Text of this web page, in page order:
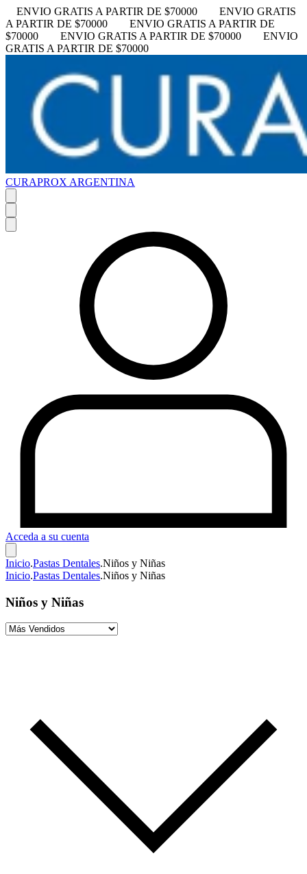
ENVIO GRATIS A PARTIR DE $70000
ENVIO GRATIS
A PARTIR DE $70000
ENVIO GRATIS A PARTIR DE
$70000
ENVIO GRATIS A PARTIR DE $70000
ENVIO
GRATIS A PARTIR DE $70000
CURAPROX ARGENTINA
Acceda a su cuenta
Inicio.Pastas Dentales.Niños y Niñas
Inicio.Pastas Dentales.Niños y Niñas
Niños y Niñas